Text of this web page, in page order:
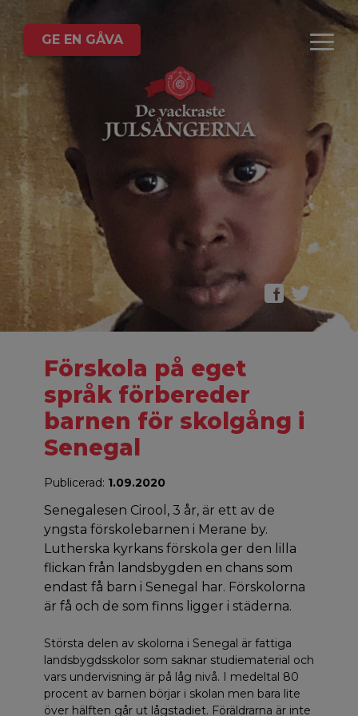
GE EN GÅVA
Förskola på eget
språk förbereder
barnen för skolgång i
Senegal
Publicerad: 1.09.2020
Senegalesen Cirool, 3 år, är ett av de
yngsta förskolebarnen i Merane by.
Lutherska kyrkans förskola ger den lilla
flickan från landsbygden en chans som
endast få barn i Senegal har. Förskolorna
är få och de som finns ligger i städerna.
Största delen av skolorna i Senegal är fattiga
landsbygdsskolor som saknar studiematerial och
vars undervisning är på låg nivå. I medeltal 80
procent av barnen börjar i skolan men bara lite
över hälften går ut lågstadiet. Föräldrarna är inte